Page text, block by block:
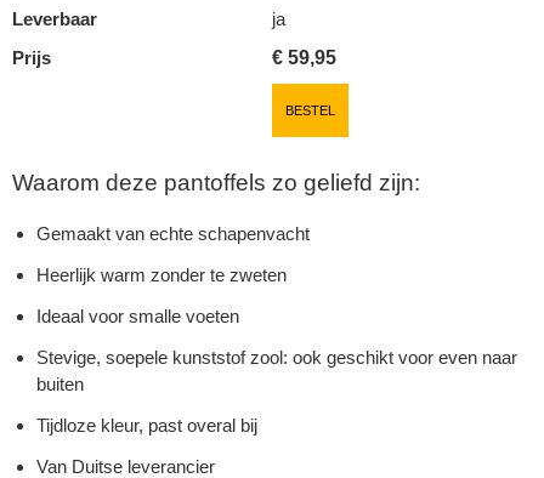
Leverbaar
ja
Prijs
€ 59,95
BESTEL
Waarom deze pantoffels zo geliefd zijn:
Gemaakt van echte schapenvacht
Heerlijk warm zonder te zweten
Ideaal voor smalle voeten
Stevige, soepele kunststof zool: ook geschikt voor even naar
buiten
Tijdloze kleur, past overal bij
Van Duitse leverancier